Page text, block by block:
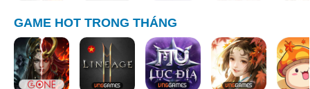
GAME HOT TRONG THÁNG